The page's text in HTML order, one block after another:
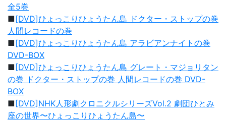
全5巻
■[DVD]ひょっこりひょうたん島 ドクター・ストップの巻
人間レコードの巻
■[DVD]ひょっこりひょうたん島 アラビアンナイトの巻
DVD-BOX
■ [DVD]ひょっこりひょうたん島 グレート・マジョリタン
の巻 ドクター・ストップの巻 人間レコードの巻 DVD-
BOX
■ [DVD]NHK人形劇クロニクルシリーズVol.2 劇団ひとみ
座の世界〜ひょっこりひょうたん島〜